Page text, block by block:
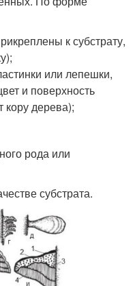
к субстрату,
или лепешки,
и поверхность
кору дерева);
рода или
субстрата.